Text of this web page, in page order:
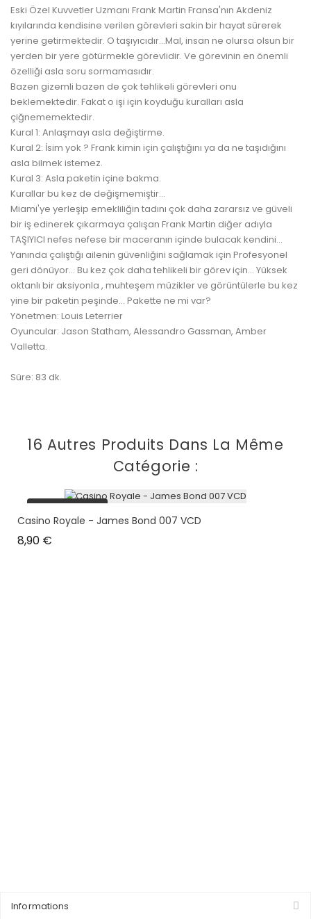
Eski Özel Kuvvetler Uzmanı Frank Martin Fransa'nın Akdeniz
kıyılarında kendisine verilen görevleri sakin bir hayat sürerek
yerine getirmektedir. O taşıyıcıdır...Mal, insan ne olursa olsun bir
yerden bir yere götürmekle görevlidir. Ve görevinin en önemli
özelliği asla soru sormamasıdır.
Bazen gizemli bazen de çok tehlikeli görevleri onu
beklemektedir. Fakat o işi için koyduğu kuralları asla
çiğnememektedir.
Kural 1: Anlaşmayı asla değiştirme.
Kural 2: İsim yok ? Frank kimin için çalıştığını ya da ne taşıdığını
asla bilmek istemez.
Kural 3: Asla paketin içine bakma.
Kurallar bu kez de değişmemiştir...
Miami'ye yerleşip emekliliğin tadını çok daha zararsız ve güveli
bir iş edinerek çıkarmaya çalışan Frank Martin diğer adıyla
TAŞIYICI nefes nefese bir maceranın içinde bulacak kendini...
Yanında çalıştığı ailenin güvenliğini sağlamak için Profesyonel
geri dönüyor... Bu kez çok daha tehlikeli bir görev için... Yüksek
oktanlı bir aksiyonla , muhteşem müzikler ve görüntülerle bu kez
yine bir paketin peşinde... Pakette ne mi var?
Yönetmen: Louis Leterrier
Oyuncular: Jason Statham, Alessandro Gassman, Amber
Valletta.
Süre: 83 dk.
16 Autres Produits Dans La Même
Catégorie :
plus en stock
Casino Royale - James Bond 007 VCD
8,90 €
Informations